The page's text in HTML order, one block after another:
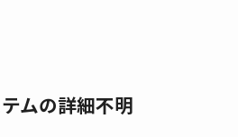
ムの詳細不明